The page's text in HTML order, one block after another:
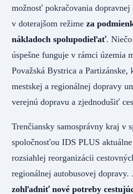
možnosť pokračovania dopravnej
v doterajšom režime za
nákladoch spolupodieľať.
úspešne funguje v rámci územia
Považská Bystrica a Partizánske,
mestskej a regionálnej dopravy
verejnú dopravu a zjednodušiť
Trenčiansky samosprávny kraj v
spoločnosťou IDS PLUS
rozsiahlej reorganizácii
regionálnej autobusovej
zohľadniť nové potreby